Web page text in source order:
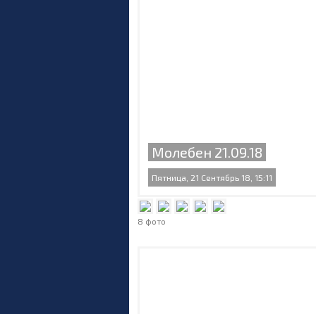
Молебен 21.09.18
Пятница, 21 Сентябрь 18, 15:11
8 фото